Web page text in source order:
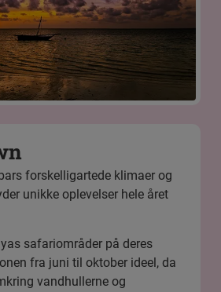
forskelligartede klimaer og
unikke oplevelser hele året
safariområder på deres
fra juni til oktober ideel, da
vandhullerne og